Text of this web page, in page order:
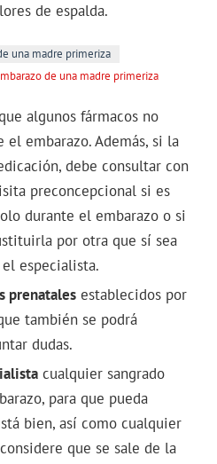
de espalda.
una madre primeriza
algunos fármacos no
el embarazo. Además, si la
debe consultar con
preconcepcional si es
durante el embarazo o si
por otra que sí sea
especialista.
prenatales establecidos por
también se podrá
dudas.
cualquier sangrado
para que pueda
bien, así como cualquier
que se sale de la